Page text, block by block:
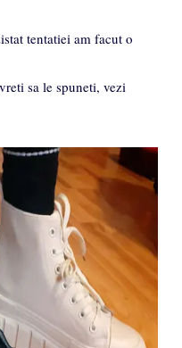
tentatiei am facut o
sa le spuneti, vezi